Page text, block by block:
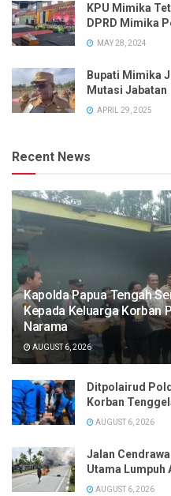
KPU Mimika
DPRD Mimika
MAY 28, 2024
Bupati Mimika
Mutasi Jabatan
APRIL 29, 2025
Recent News
Kapolda Papua Tengah
Kepada Keluarga Korban
Narama
AUGUST 6, 2026
Ditpolairud
Korban
AUGUST 6, 2026
Jalan
Utama Lumpuh
AUGUST 6, 2026